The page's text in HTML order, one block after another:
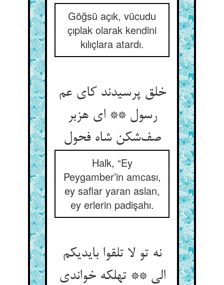
Göğsü açık, vücudu
çıplak olarak kendini
kılıçlara atardı.
خلق پرسیدند کای عم
رسول ** ای هزبر
صف‌شکن شاه فحول
Halk, “Ey
Peygamber’in amcası,
ey saflar yaran aslan,
ey erlerin padişahı.
نه تو لا تلقوا بایدیکم
الی ** تهلکه خواندی